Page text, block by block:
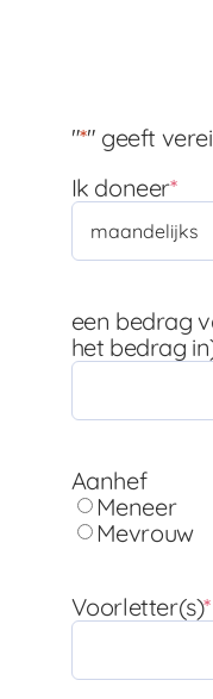
"*" geeft
Ik doneer*
een bedrag
het bedrag
Aanhef
Meneer
Mevrouw
Voorletter(s)*